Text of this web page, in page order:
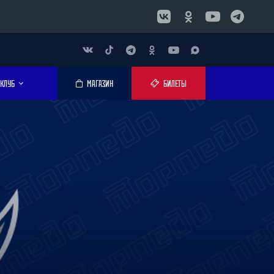
КЛУБ МАГАЗИН БИЛЕТЫ